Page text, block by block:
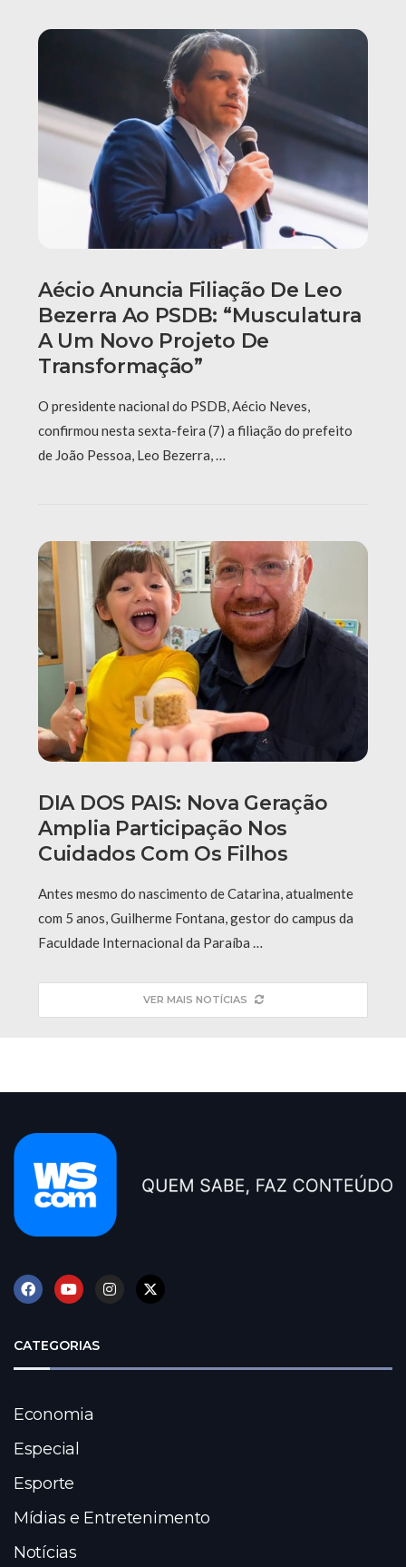
Aécio Anuncia Filiação De Leo
Bezerra Ao PSDB: “Musculatura
A Um Novo Projeto De
Transformação”
O presidente nacional do PSDB, Aécio Neves,
confirmou nesta sexta-feira (7) a filiação do prefeito
de João Pessoa, Leo Bezerra, …
DIA DOS PAIS: Nova Geração
Amplia Participação Nos
Cuidados Com Os Filhos
Antes mesmo do nascimento de Catarina, atualmente
com 5 anos, Guilherme Fontana, gestor do campus da
Faculdade Internacional da Paraíba …
VER MAIS NOTÍCIAS
CATEGORIAS
Economia
Especial
Esporte
Mídias e Entretenimento
Notícias